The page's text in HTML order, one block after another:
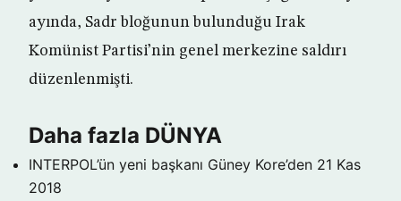
ayında, Sadr bloğunun bulunduğu Irak
Komünist Partisi’nin genel merkezine saldırı
düzenlenmişti.
Daha fazla DÜNYA
INTERPOL’ün yeni başkanı Güney Kore’den 21 Kas
2018